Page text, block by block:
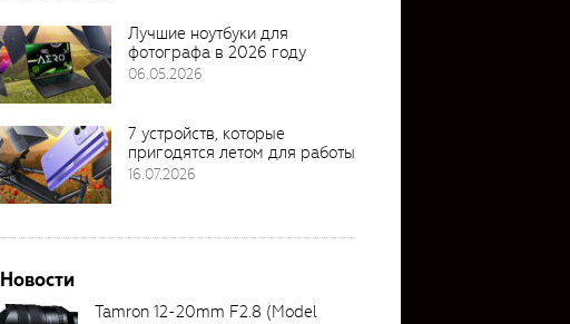
Лучшие ноутбуки для
фотографа в 2026 году
06.05.2026
7 устройств, которые
пригодятся летом для работы
16.07.2026
Новости
Tamron 12-20mm F2.8 (Model